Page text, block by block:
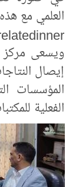
العلمي مع
ويسعى مركز
إيصال
المؤسسات
الفعلية